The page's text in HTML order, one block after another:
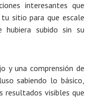
interesantes que
sitio para que escale
hubiera subido sin su
y una comprensión de
sabiendo lo básico,
resultados visibles que